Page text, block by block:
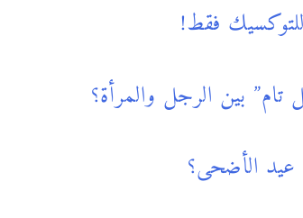
فقط!
بين الرجل والمرأة؟
الأضحى؟